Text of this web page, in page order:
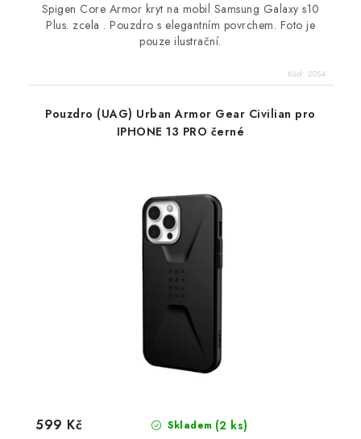
Spigen Core Armor kryt na mobil Samsung Galaxy s10
Plus. zcela . Pouzdro s elegantním povrchem. Foto je
pouze ilustrační.
Kód: 2054
Pouzdro (UAG) Urban Armor Gear Civilian pro
IPHONE 13 PRO černé
Skladem (2 ks)
599 Kč